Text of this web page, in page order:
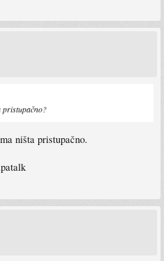
pristupačno?
ništa pristupačno.